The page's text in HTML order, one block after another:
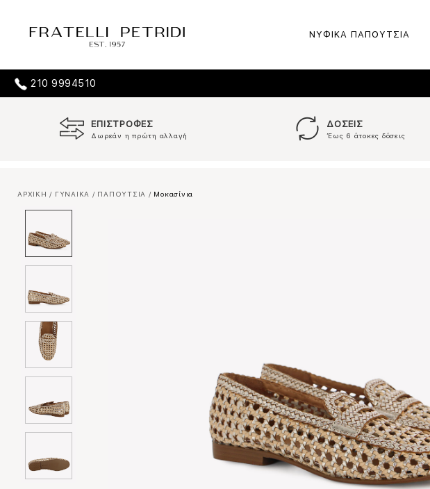
ΝΥΦΙΚΑ ΠΑΠΟΥΤΣΙΑ
210 9994510
ΕΠΙΣΤΡΟΦΕΣ
Δωρεάν η πρώτη αλλαγή
ΔΟΣΕΙΣ
Έως 6 άτοκες δόσεις
ΑΡΧΙΚΗ / ΓΥΝΑΙΚΑ / ΠΑΠΟΥΤΣΙΑ / Μοκασίνια